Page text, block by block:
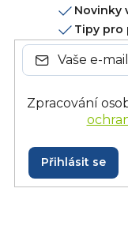
Novinky
Tipy pro
Zpracování
Přihlásit se